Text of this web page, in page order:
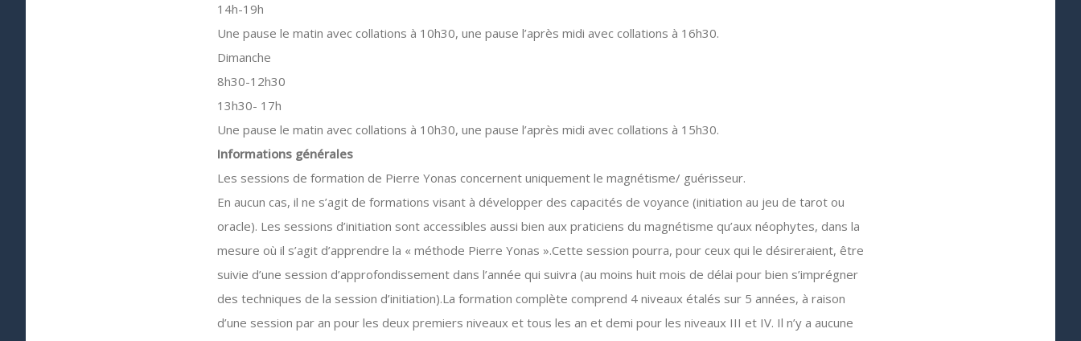
14h-19h
Une pause le matin avec collations à 10h30, une pause l’après midi avec collations à 16h30.
Dimanche
8h30-12h30
13h30- 17h
Une pause le matin avec collations à 10h30, une pause l’après midi avec collations à 15h30.
Informations générales
Les sessions de formation de Pierre Yonas concernent uniquement le magnétisme/ guérisseur.
En aucun cas, il ne s’agit de formations visant à développer des capacités de voyance (initiation au jeu de tarot ou
oracle). Les sessions d’initiation sont accessibles aussi bien aux praticiens du magnétisme qu’aux néophytes, dans la
mesure où il s’agit d’apprendre la « méthode Pierre Yonas ».Cette session pourra, pour ceux qui le désireraient, être
suivie d’une session d’approfondissement dans l’année qui suivra (au moins huit mois de délai pour bien s’imprégner
des techniques de la session d’initiation).La formation complète comprend 4 niveaux étalés sur 5 années, à raison
d’une session par an pour les deux premiers niveaux et tous les an et demi pour les niveaux III et IV. Il n’y a aucune